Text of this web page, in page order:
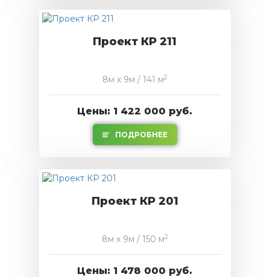
Проект КР 211
8м x 9м / 141 м2
Цены: 1 422 000 руб.
ПОДРОБНЕЕ
Проект КР 201
8м x 9м / 150 м2
Цены: 1 478 000 руб.